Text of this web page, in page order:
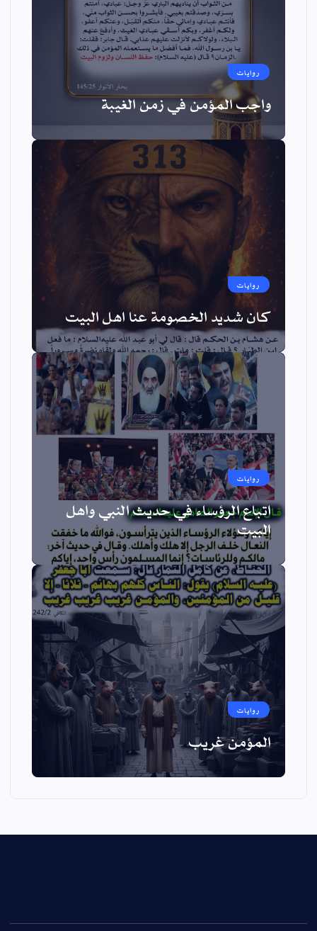
روايات
واجب المؤمن في زمن الغيبة
روايات
كان شديد الخصومة عنا اهل البيت
روايات
اتباع الرؤساء في حديث النبي واهل
البيت
روايات
المؤمن غريب